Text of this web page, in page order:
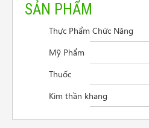
SẢN PHẨM
Thực Phẩm Chức Năng
Mỹ Phẩm
Thuốc
Kim thần khang
Cần tư vấn sản phẩm trị vẩy
Điều trị viêm thanh quản
Người mệt mỏi mất ngủ lo âu
Giao hàng ở Đồng Nai
Lupus ban đỏ có chữa khỏi